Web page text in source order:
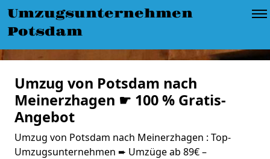
Umzugsunternehmen
Potsdam
Umzug von Potsdam nach
Meinerzhagen ☛ 100 % Gratis-
Angebot
Umzug von Potsdam nach Meinerzhagen : Top-
Umzugsunternehmen ➨ Umzüge ab 89€ –